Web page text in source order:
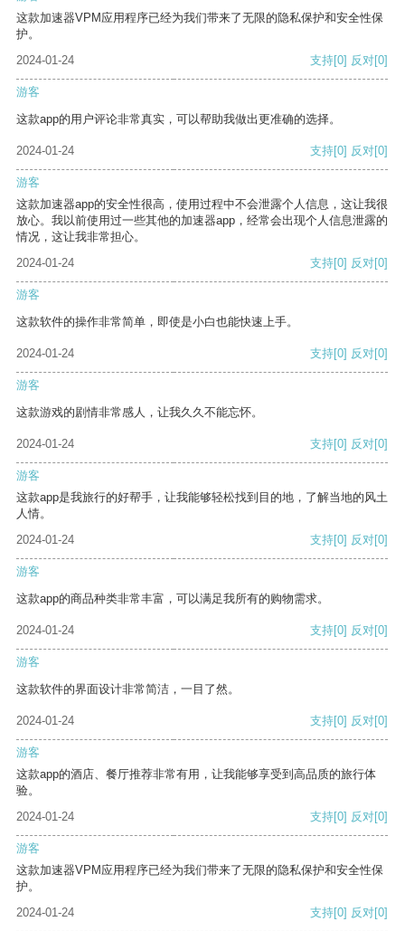
这款加速器VPM应用程序已经为我们带来了无限的隐私保护和安全性保
护。
2024-01-24
支持[0] 反对[0]
游客
这款app的用户评论非常真实，可以帮助我做出更准确的选择。
2024-01-24 支持[0] 反对[0]
游客
这款加速器app的安全性很高，使用过程中不会泄露个人信息，这让我很
放心。我以前使用过一些其他的加速器app，经常会出现个人信息泄露的
情况，这让我非常担心。
2024-01-24
支持[0] 反对[0]
游客
这款软件的操作非常简单，即使是小白也能快速上手。
2024-01-24 支持[0] 反对[0]
游客
这款游戏的剧情非常感人，让我久久不能忘怀。
2024-01-24 支持[0] 反对[0]
游客
这款app是我旅行的好帮手，让我能够轻松找到目的地，了解当地的风土
人情。
2024-01-24
支持[0] 反对[0]
游客
这款app的商品种类非常丰富，可以满足我所有的购物需求。
2024-01-24 支持[0] 反对[0]
游客
这款软件的界面设计非常简洁，一目了然。
2024-01-24 支持[0] 反对[0]
游客
这款app的酒店、餐厅推荐非常有用，让我能够享受到高品质的旅行体
验。
2024-01-24
支持[0] 反对[0]
游客
这款加速器VPM应用程序已经为我们带来了无限的隐私保护和安全性保
护。
2024-01-24
支持[0] 反对[0]